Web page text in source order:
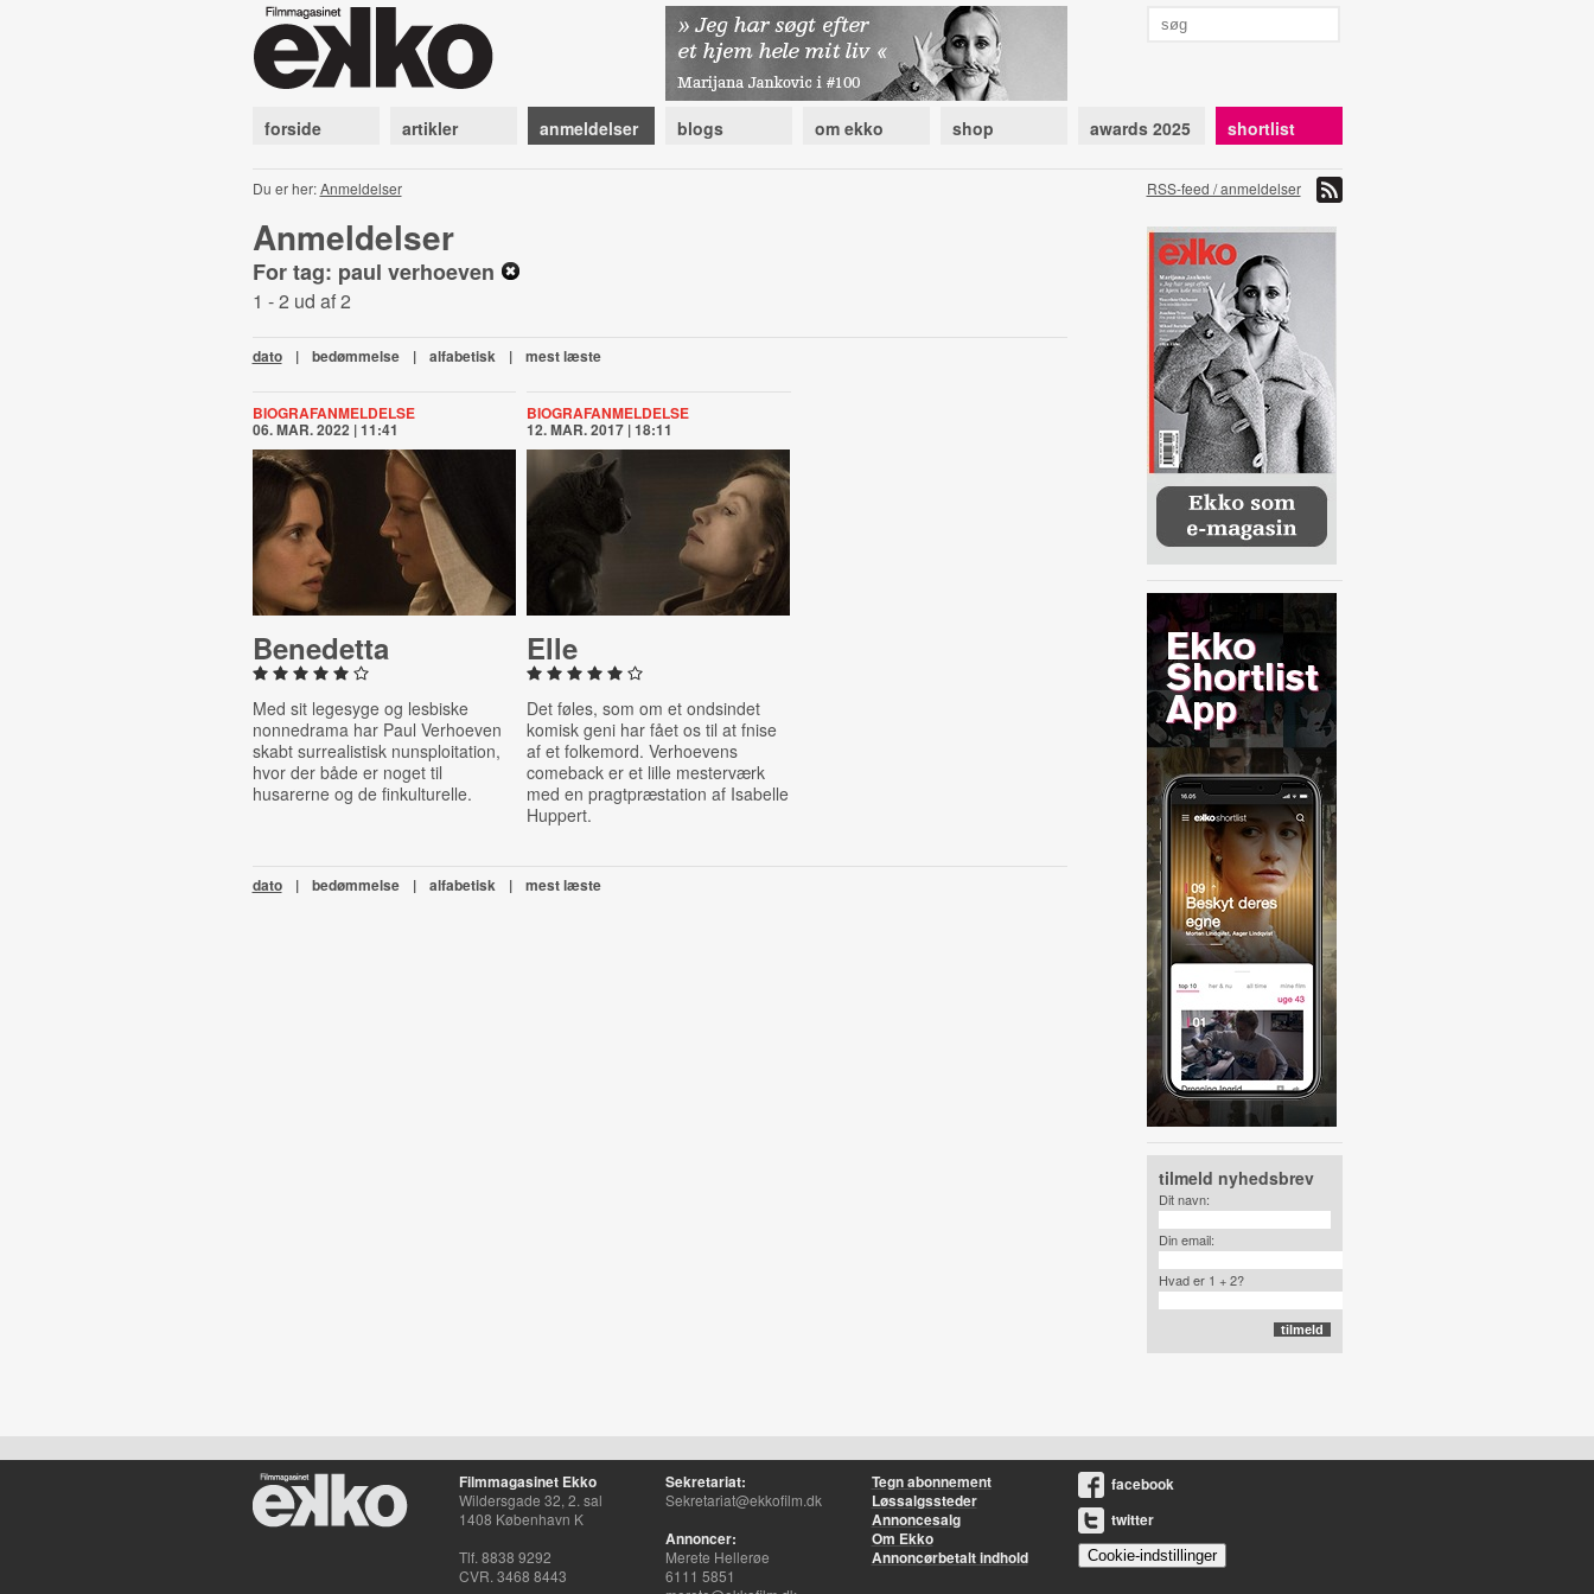
forside artikler anmeldelser blogs om ekko shop awards 2025 shortlist
Du er her:Anmeldelser RSS-feed / anmeldelser
Anmeldelser
For tag: paul verhoeven
1 - 2 ud af 2
dato | bedømmelse | alfabetisk | mest læste
BIOGRAFANMELDELSE
06. MAR. 2022 | 11:41
Benedetta
Med sit legesyge og lesbiske
nonnedrama har Paul Verhoeven
skabt surrealistisk nunsploitation,
hvor der både er noget til
husarerne og de finkulturelle.
BIOGRAFANMELDELSE
12. MAR. 2017 | 18:11
Elle
Det føles, som om et ondsindet
komisk geni har fået os til at fnise
af et folkemord. Verhoevens
comeback er et lille mesterværk
med en pragtpræstation af Isabelle
Huppert.
dato | bedømmelse | alfabetisk | mest læste
tilmeld nyhedsbrev
Dit navn:
Din email:
Hvad er 1 + 2?
Filmmagasinet Ekko
Wildersgade 32, 2. sal
1408 København K
Tlf. 8838 9292
CVR. 3468 8443
Sekretariat:
Sekretariat@ekkofilm.dk
Annoncer:
Merete Hellerøe
6111 5851
Tegn abonnement
Løssalgssteder
Annoncesalg
Om Ekko
Annoncørbetalt indhold
facebook
twitter
Cookie-indstillinger